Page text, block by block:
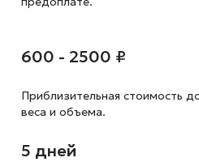
600 - 2500 ₽
Приблизительная стоимость
веса и объема.
5 дней